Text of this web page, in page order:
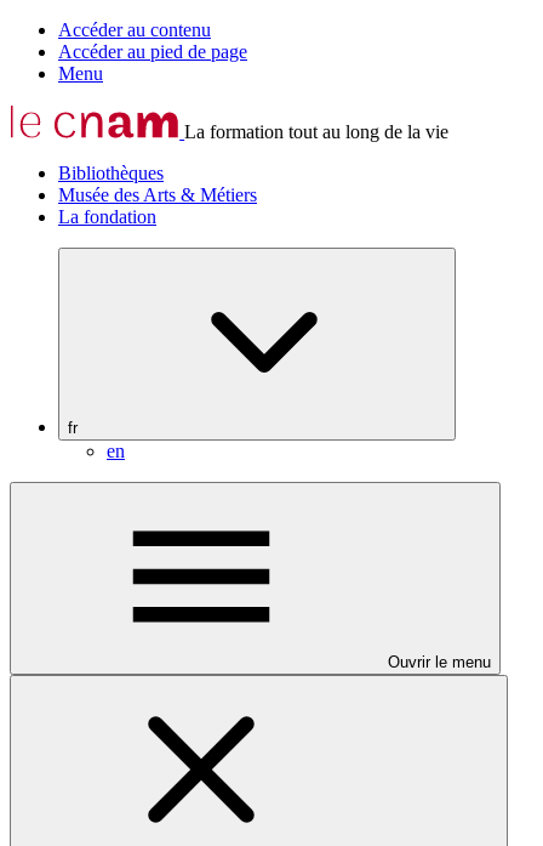
Accéder au contenu
Accéder au pied de page
Menu
La formation tout au long de la vie
Bibliothèques
Musée des Arts & Métiers
La fondation
fr
en
Ouvrir le menu